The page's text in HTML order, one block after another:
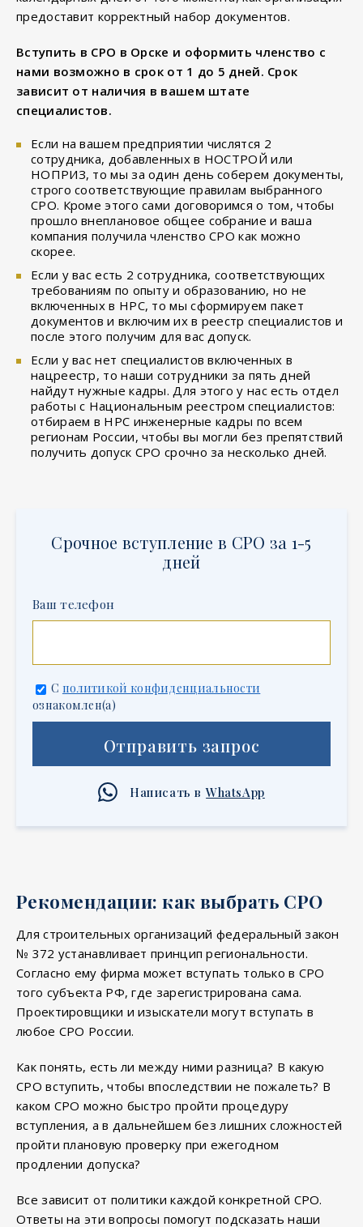
предоставит корректный набор документов.
Вступить в СРО в Орске и оформить членство с
нами возможно в срок от 1 до 5 дней. Срок
зависит от наличия в вашем штате
специалистов.
Если на вашем предприятии числятся 2
сотрудника, добавленных в НОСТРОЙ или
НОПРИЗ, то мы за один день соберем документы,
строго соответствующие правилам выбранного
СРО. Кроме этого сами договоримся о том, чтобы
прошло внеплановое общее собрание и ваша
компания получила членство СРО как можно
скорее.
Если у вас есть 2 сотрудника, соответствующих
требованиям по опыту и образованию, но не
включенных в НРС, то мы сформируем пакет
документов и включим их в реестр специалистов и
после этого получим для вас допуск.
Если у вас нет специалистов включенных в
нацреестр, то наши сотрудники за пять дней
найдут нужные кадры. Для этого у нас есть отдел
работы с Национальным реестром специалистов:
отбираем в НРС инженерные кадры по всем
регионам России, чтобы вы могли без препятствий
получить допуск СРО срочно за несколько дней.
Срочное вступление в СРО за 1-5
дней
Ваш телефон
С политикой конфиденциальности
ознакомлен(а)
Отправить запрос
Написать в WhatsApp
Рекомендации: как выбрать СРО
Для строительных организаций федеральный закон
№ 372 устанавливает принцип региональности.
Согласно ему фирма может вступать только в СРО
того субъекта РФ, где зарегистрирована сама.
Проектировщики и изыскатели могут вступать в
любое СРО России.
Как понять, есть ли между ними разница? В какую
СРО вступить, чтобы впоследствии не пожалеть? В
каком СРО можно быстро пройти процедуру
вступления, а в дальнейшем без лишних сложностей
пройти плановую проверку при ежегодном
продлении допуска?
Все зависит от политики каждой конкретной СРО.
Ответы на эти вопросы помогут подсказать наши